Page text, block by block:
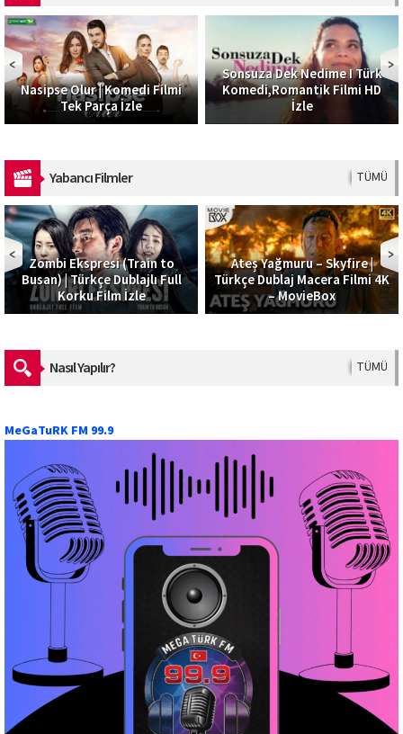
Nasipse Olur | Komedi Filmi
Tek Parça İzle
Sonsuza Dek Nedime I Türk
Komedi,Romantik Filmi HD
İzle
Yabancı Filmler TÜMÜ
Zombi Ekspresi (Train to
Busan) | Türkçe Dublajlı Full
Korku Film İzle
Ateş Yağmuru – Skyfire |
Türkçe Dublaj Macera Filmi 4K
– MovieBox
Nasıl Yapılır? TÜMÜ
MeGaTuRK FM 99.9